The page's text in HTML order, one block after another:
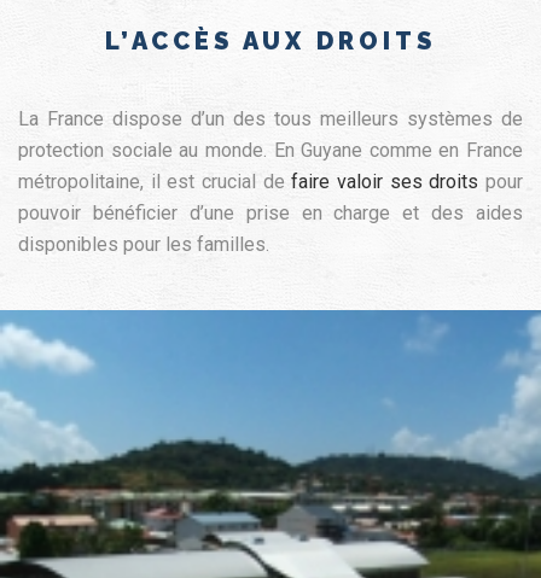
L’ACCÈS AUX DROITS
La France dispose d’un des tous meilleurs systèmes de
protection sociale au monde. En Guyane comme en France
métropolitaine, il est crucial defaire valoir ses droits pour
pouvoir bénéficier d’une prise en charge et des aides
disponibles pour les familles.